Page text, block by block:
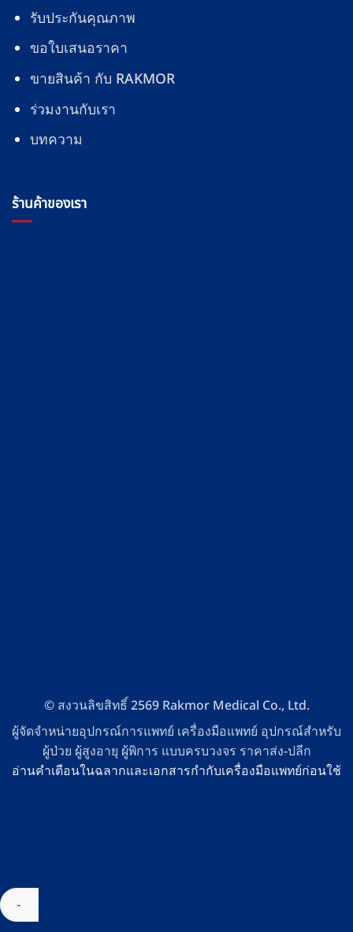
รับประกันคุณภาพ
ขอใบเสนอราคา
ขายสินค้า กับ RAKMOR
ร่วมงานกับเรา
บทความ
ร้านค้าของเรา
© สงวนลิขสิทธิ์ 2569 Rakmor Medical Co., Ltd.
ผู้จัดจำหน่ายอุปกรณ์การแพทย์ เครื่องมือแพทย์ อุปกรณ์สำหรับ
ผู้ป่วย ผู้สูงอายุ ผู้พิการ แบบครบวงจร ราคาส่ง-ปลีก
อ่านคำเตือนในฉลากและเอกสารกำกับเครื่องมือแพทย์ก่อนใช้